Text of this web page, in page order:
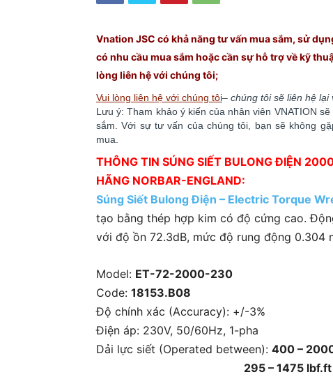
Vnation JSC có khả năng tư vấn mua sắm, sử
có nhu cầu mua sắm hoặc cần sự hỗ trợ về kỹ
lòng liên hệ với chúng tôi;
Vui lòng liên hệ với chúng tôi– chúng tôi sẽ liên hệ lại
Lưu ý: Tham khảo ý kiến của nhân viên VNATION
sắm. ​​Với sự tư vấn của chúng tôi, bạn sẽ không
mua.
THÔNG TIN SÚNG SIẾT BULONG ĐIỆN
HÃNG NORBAR-ENGLAND:
Súng Siết Bulong Điện – Electric Torque
tạo bằng thép hợp kim có độ cứng cao.
với độ ồn 72.3dB, mức độ rung động 0.304
Model: ET-72-2000-230
Code: 18153.B08
Độ chính xác (Accuracy): +/-3%
Điện áp: 230V, 50/60Hz, 1-pha
Dải lực siết (Operated between): 400 –
295 – 1475 lbf.ft